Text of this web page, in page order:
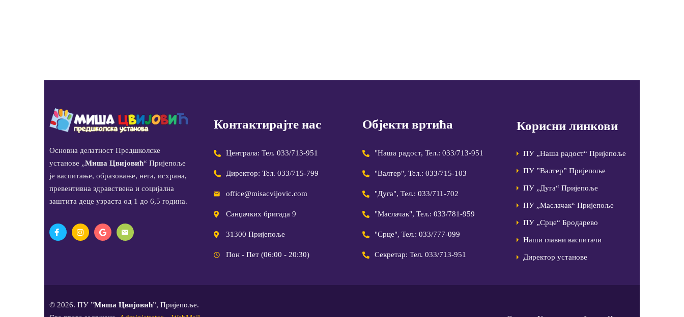
Основна делатност Предшколске
установе „Миша Цвијовић“ Пријепоље
је васпитање, образовање, нега, исхрана,
превентивна здравствена и социјална
заштита деце узраста од 1 до 6,5 година.
Контактирајте нас
Централа: Тел. 033/713-951
Директор: Тел. 033/715-799
office@misacvijovic.com
Санџачких бригада 9
31300 Пријепоље
Пон - Пет (06:00 - 20:30)
Објекти вртића
"Наша радост, Тел.: 033/713-951
"Валтер", Тел.: 033/715-103
"Дуга", Тел.: 033/711-702
"Маслачак", Тел.: 033/781-959
"Срце", Тел.: 033/777-099
Секретар: Тел. 033/713-951
Корисни линкови
ПУ „Наша радост“ Пријепоље
ПУ ”Валтер” Пријепоље
ПУ „Дуга“ Пријепоље
ПУ „Маслачак“ Пријепоље
ПУ „Срце“ Бродарево
Наши главни васпитачи
Директор установе
© 2026. ПУ ”Миша Цвијовић”, Пријепоље.